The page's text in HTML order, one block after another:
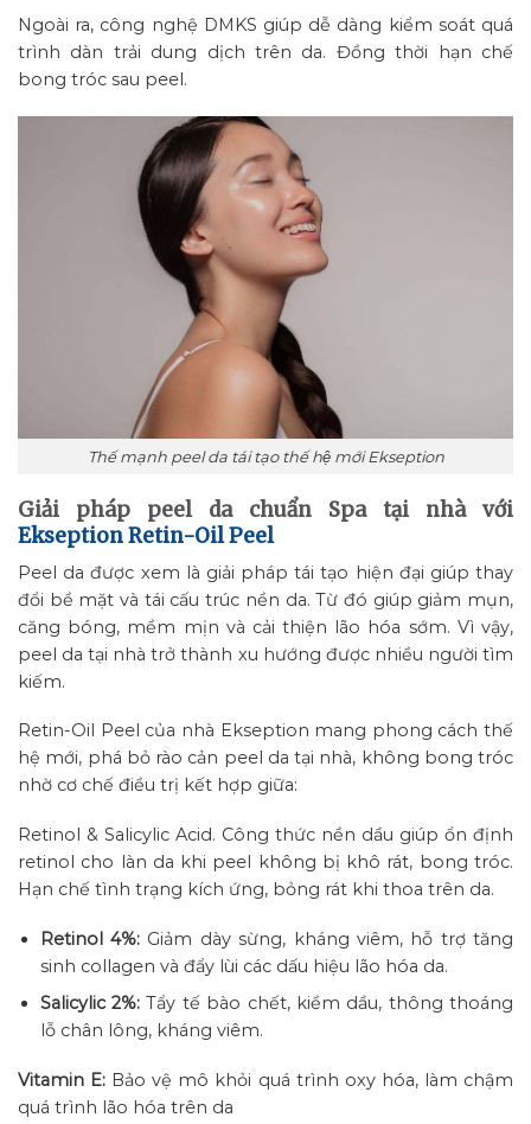
Ngoài ra, công nghệ DMKS giúp dễ dàng kiểm soát quá
trình dàn trải dung dịch trên da. Đồng thời hạn chế
bong tróc sau peel.
Thế mạnh peel da tái tạo thế hệ mới Ekseption
Giải pháp peel da chuẩn Spa tại nhà với
Ekseption Retin-Oil Peel
Peel da được xem là giải pháp tái tạo hiện đại giúp thay
đổi bề mặt và tái cấu trúc nền da. Từ đó giúp giảm mụn,
căng bóng, mềm mịn và cải thiện lão hóa sớm. Vì vậy,
peel da tại nhà trở thành xu hướng được nhiều người tìm
kiếm.
Retin-Oil Peel của nhà Ekseption mang phong cách thế
hệ mới, phá bỏ rào cản peel da tại nhà, không bong tróc
nhờ cơ chế điều trị kết hợp giữa:
Retinol & Salicylic Acid. Công thức nền dầu giúp ổn định
retinol cho làn da khi peel không bị khô rát, bong tróc.
Hạn chế tình trạng kích ứng, bỏng rát khi thoa trên da.
Retinol 4%: Giảm dày sừng, kháng viêm, hỗ trợ tăng
sinh collagen và đẩy lùi các dấu hiệu lão hóa da.
Salicylic 2%: Tẩy tế bào chết, kiềm dầu, thông thoáng
lỗ chân lông, kháng viêm.
Vitamin E: Bảo vệ mô khỏi quá trình oxy hóa, làm chậm
quá trình lão hóa trên da